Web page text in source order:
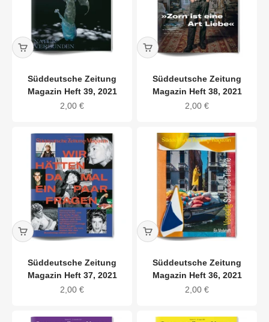
Süddeutsche Zeitung
Magazin Heft 39, 2021
Angebot
2,00 €
Süddeutsche Zeitung
Magazin Heft 38, 2021
Angebot
2,00 €
Süddeutsche Zeitung
Magazin Heft 37, 2021
Angebot
2,00 €
Süddeutsche Zeitung
Magazin Heft 36, 2021
Angebot
2,00 €